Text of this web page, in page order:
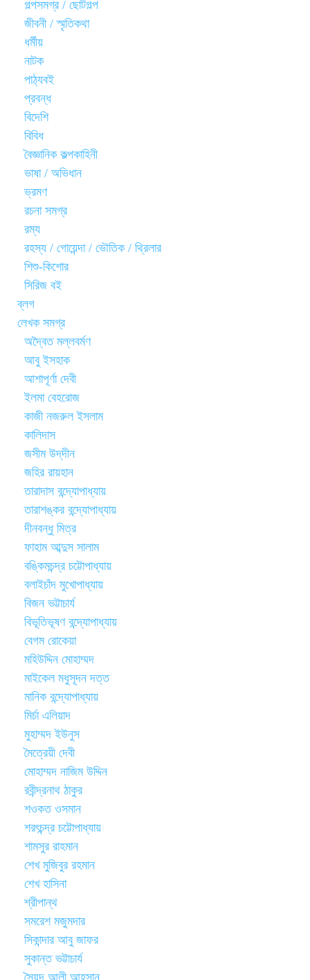
গল্পসমগ্র / ছোটগল্প
জীবনী / স্মৃতিকথা
ধর্মীয়
নাটক
পাঠ্যবই
প্রবন্ধ
বিদেশি
বিবিধ
বৈজ্ঞানিক কল্পকাহিনী
ভাষা / অভিধান
ভ্রমণ
রচনা সমগ্র
রম্য
রহস্য / গোয়েন্দা / ভৌতিক / থ্রিলার
শিশু-কিশোর
সিরিজ বই
ব্লগ
লেখক সমগ্র
অদ্বৈত মল্লবর্মণ
আবু ইসহাক
আশাপূর্ণা দেবী
ইলমা বেহরোজ
কাজী নজরুল ইসলাম
কালিদাস
জসীম উদ্‌দীন
জহির রায়হান
তারাদাস বন্দ্যোপাধ্যায়
তারাশঙ্কর বন্দ্যোপাধ্যায়
দীনবন্ধু মিত্র
ফাহাম আব্দুস সালাম
বঙ্কিমচন্দ্র চট্টোপাধ্যায়
বলাইচাঁদ মুখোপাধ্যায়
বিজন ভট্টাচার্য
বিভূতিভূষণ বন্দ্যোপাধ্যায়
বেগম রোকেয়া
মহিউদ্দিন মোহাম্মদ
মাইকেল মধুসূদন দত্ত
মানিক বন্দ্যোপাধ্যায়
মির্চা এলিয়াদ
মুহাম্মদ ইউনুস
মৈত্রেয়ী দেবী
মোহাম্মদ নাজিম উদ্দিন
রবীন্দ্রনাথ ঠাকুর
শওকত ওসমান
শরৎচন্দ্র চট্টোপাধ্যায়
শামসুর রাহমান
শেখ মুজিবুর রহমান
শেখ হাসিনা
শ্রীপান্থ
সমরেশ মজুমদার
সিকান্দার আবু জাফর
সুকান্ত ভট্টাচার্য
সৈয়দ আলী আহসান